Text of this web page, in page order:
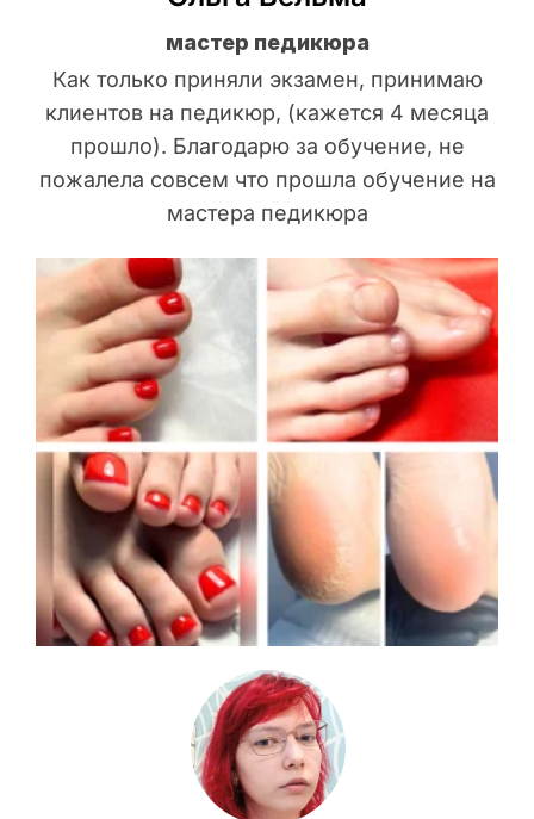
мастер педикюра
Как только приняли экзамен, принимаю
клиентов на педикюр, (кажется 4 месяца
прошло). Благодарю за обучение, не
пожалела совсем что прошла обучение на
мастера педикюра